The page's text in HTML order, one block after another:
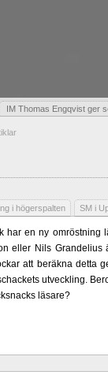
IM Thomas Engqvist ger
i högerspalten SM i
har en ny omröstning
eller Nils
att beräkna detta
utveckling.
läsare?